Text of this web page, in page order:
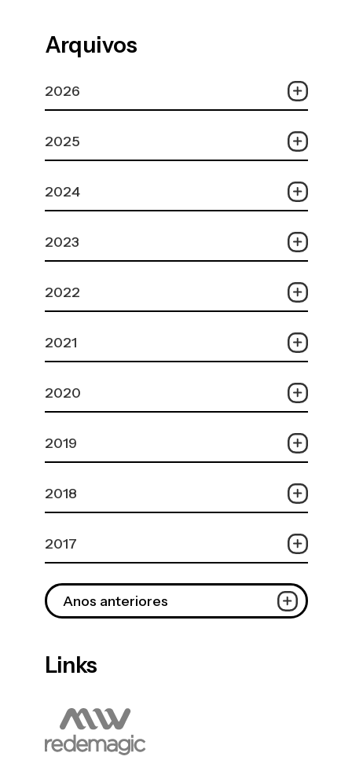
Arquivos
2026
2025
2024
2023
2022
2021
2020
2019
2018
2017
Anos anteriores
Links